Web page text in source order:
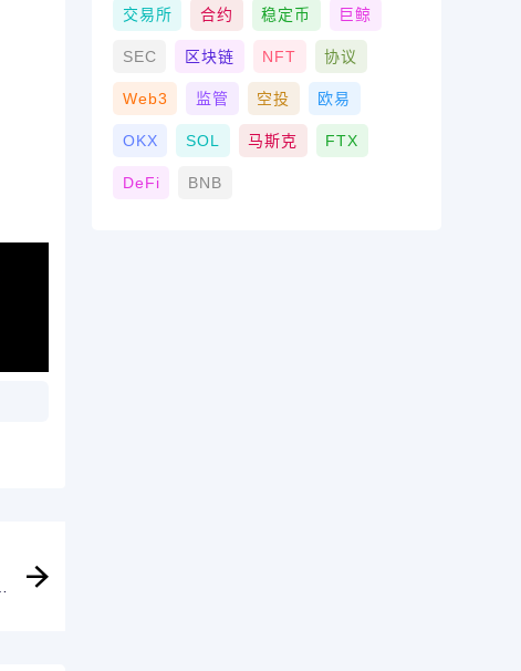
交易所 合约 稳定币 巨鲸
SEC 区块链 NFT 协议
Web3 监管 空投 欧易
OKX SOL 马斯克 FTX
DeFi BNB